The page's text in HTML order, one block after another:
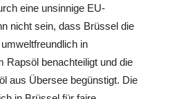
eine unsinnige EU-
nicht sein, dass Brüssel die
in
Rapsöl benachteiligt und die
aus Übersee begünstigt. Die